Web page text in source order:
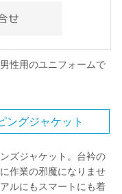
性用のユニフォームで
ングジャケット
ズジャケット。台衿の
作業の邪魔になりませ
ルにもスマートにも着